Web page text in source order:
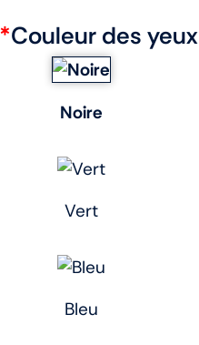
*Couleur des yeux
Noire
Vert
Bleu